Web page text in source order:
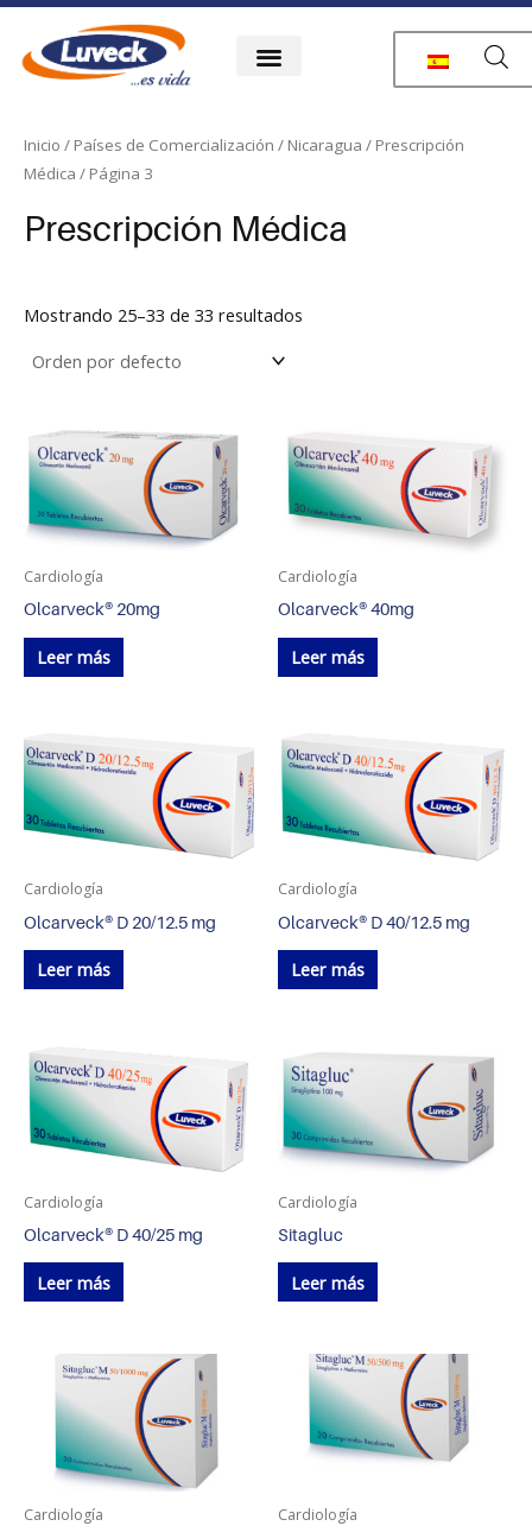
Ir
contenido
Inicio / Países de Comercialización / Nicaragua / Prescripción
Médica / Página 3
Prescripción Médica
Mostrando 25–33 de 33 resultados
Cardiología
Olcarveck® 20mg
Leer más
Cardiología
Olcarveck® 40mg
Leer más
Cardiología
Olcarveck® D 20/12.5 mg
Leer más
Cardiología
Olcarveck® D 40/12.5 mg
Leer más
Cardiología
Olcarveck® D 40/25 mg
Leer más
Cardiología
Sitagluc
Leer más
Cardiología
Cardiología